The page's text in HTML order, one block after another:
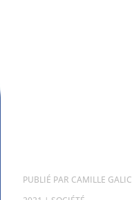
PAR CAMILLE GALIC